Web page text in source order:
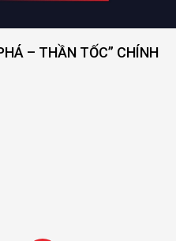
– THẦN TỐC” CHÍNH